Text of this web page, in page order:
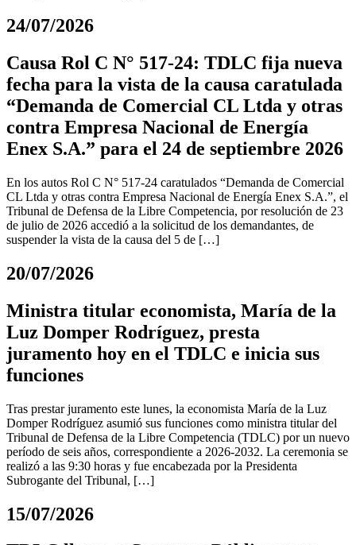
24/07/2026
Causa Rol C N° 517-24: TDLC fija nueva
fecha para la vista de la causa caratulada
“Demanda de Comercial CL Ltda y otras
contra Empresa Nacional de Energía
Enex S.A.” para el 24 de septiembre 2026
En los autos Rol C N° 517-24 caratulados “Demanda de Comercial
CL Ltda y otras contra Empresa Nacional de Energía Enex S.A.”, el
Tribunal de Defensa de la Libre Competencia, por resolución de 23
de julio de 2026 accedió a la solicitud de los demandantes, de
suspender la vista de la causa del 5 de […]
20/07/2026
Ministra titular economista, María de la
Luz Domper Rodríguez, presta
juramento hoy en el TDLC e inicia sus
funciones
Tras prestar juramento este lunes, la economista María de la Luz
Domper Rodríguez asumió sus funciones como ministra titular del
Tribunal de Defensa de la Libre Competencia (TDLC) por un nuevo
período de seis años, correspondiente a 2026-2032. La ceremonia se
realizó a las 9:30 horas y fue encabezada por la Presidenta
Subrogante del Tribunal, […]
15/07/2026